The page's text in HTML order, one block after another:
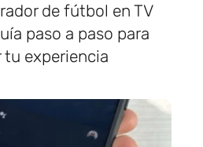
de fútbol en TV
paso a paso para
tu experiencia